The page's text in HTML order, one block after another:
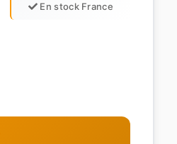
En stock France